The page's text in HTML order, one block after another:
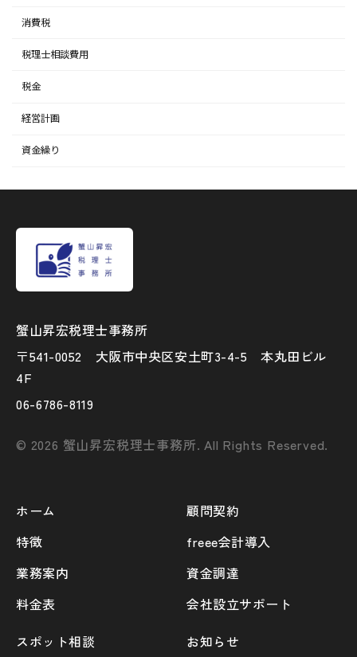
消費税
税理士相談費用
税金
経営計画
資金繰り
蟹山昇宏税理士事務所
〒541-0052 大阪市中央区安土町3-4-5 本丸田ビル
4F
06-6786-8119
© 2026 蟹山昇宏税理士事務所. All Rights Reserved.
ホーム
特徴
業務案内
料金表
顧問契約
freee会計導入
資金調達
会社設立サポート
スポット相談
お知らせ